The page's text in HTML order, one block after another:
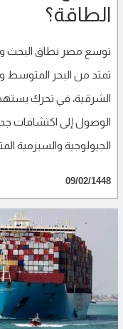
الطاقة؟
توسع مصر نطاق البحث
تمتد من البحر المتوسط
الشرقية، في تحرك
الوصول إلى اكتشافات
الجيولوجية والسيزمية
09/02/1448